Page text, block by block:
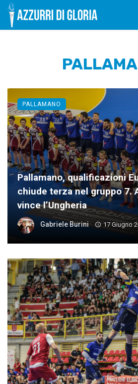
Pallamano, qualificazioni
chiude terza nel gruppo 7.
vince l’Ungheria
Gabriele Burini 17 Giugno
PALLAMANO